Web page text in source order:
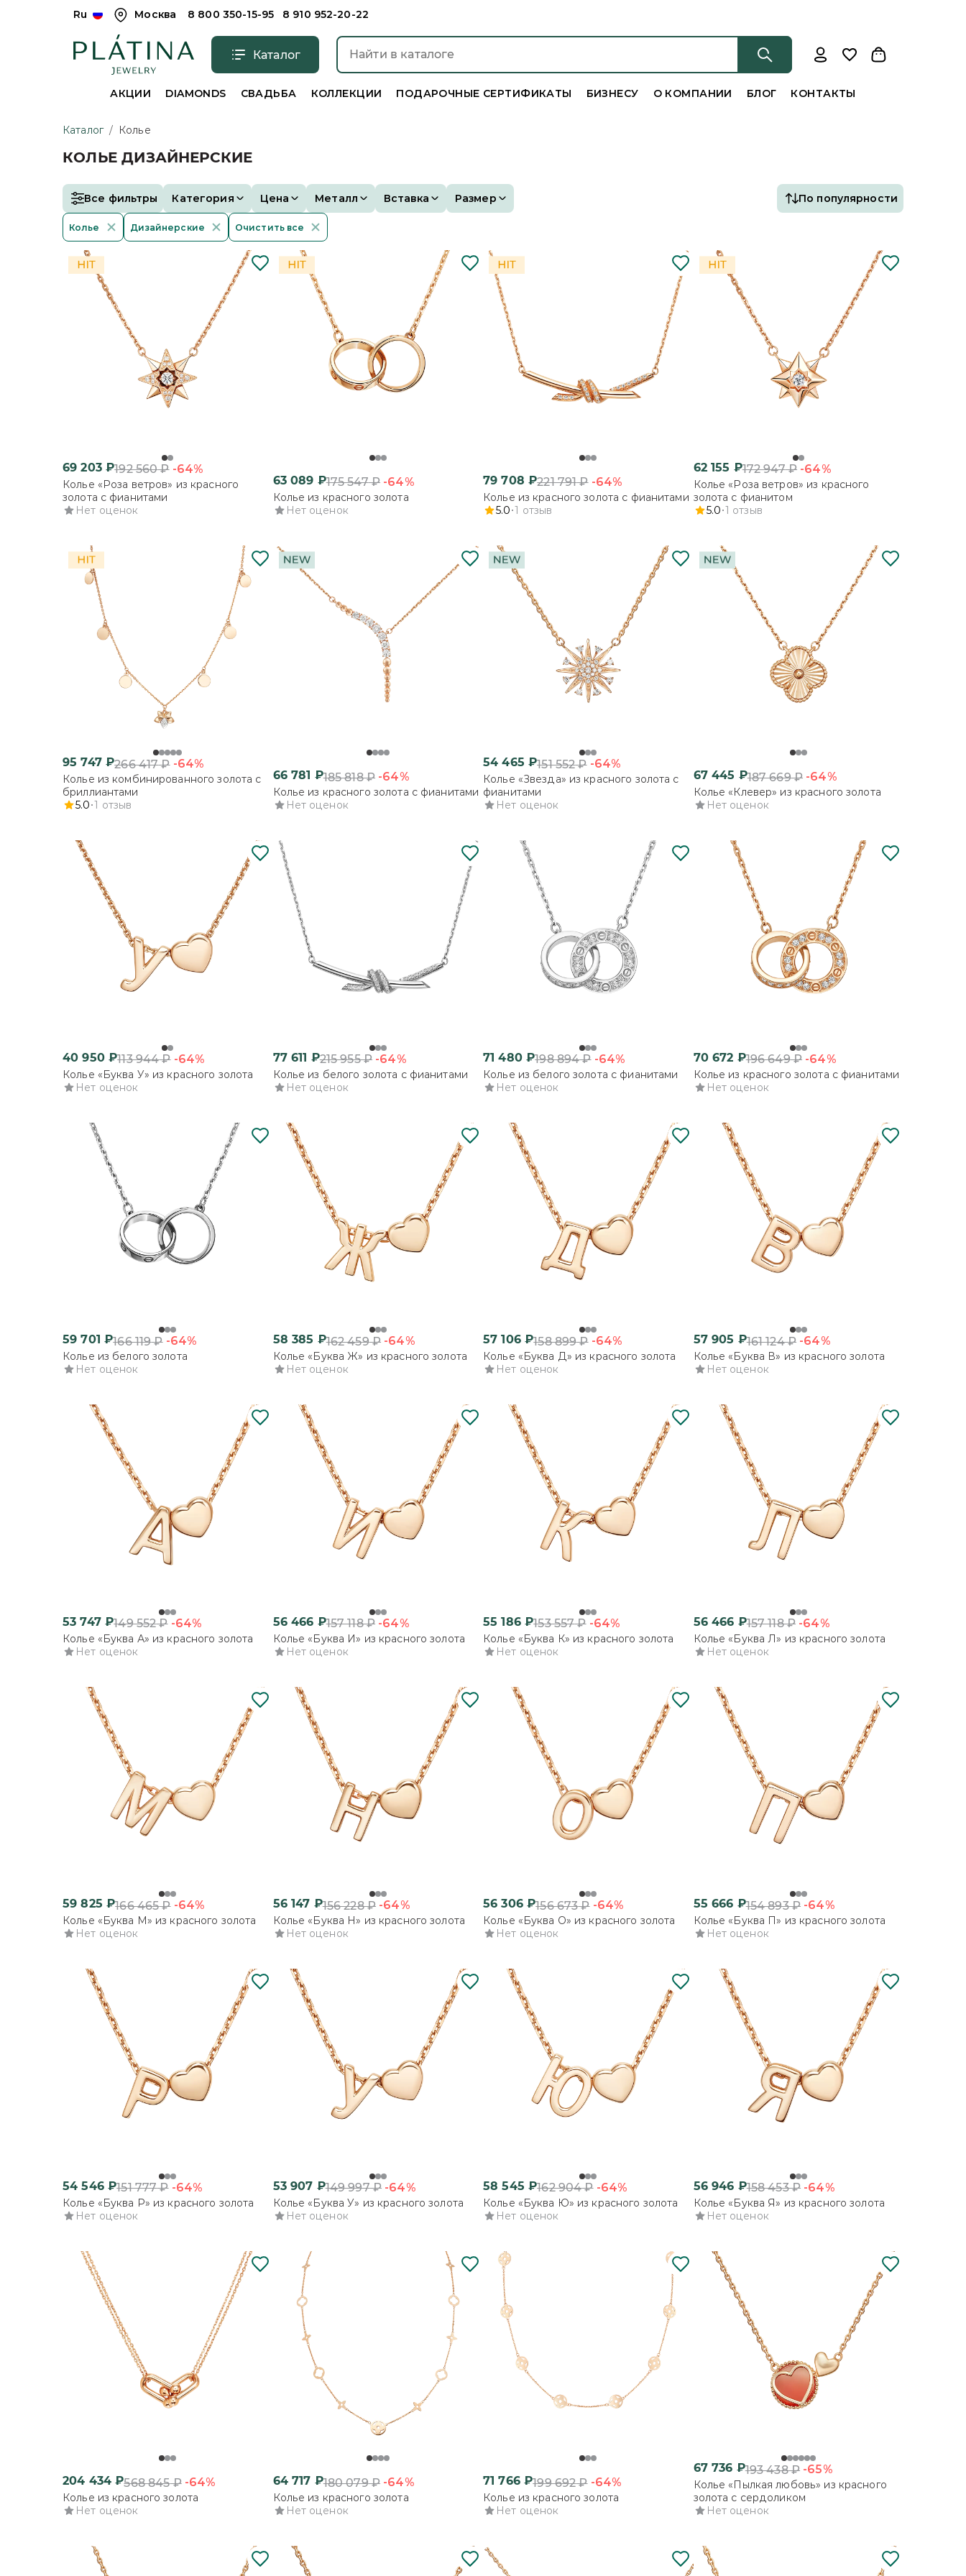
Ru Москва 8 800 350-15-95 8 910 952-20-22
Каталог
АКЦИИ DIAMONDS СВАДЬБА КОЛЛЕКЦИИ ПОДАРОЧНЫЕ СЕРТИФИКАТЫ БИЗНЕСУ О КОМПАНИИ БЛОГ КОНТАКТЫ
Каталог / Колье
КОЛЬЕ ДИЗАЙНЕРСКИЕ
Все фильтры Категория Цена Металл Вставка Размер По популярности
Колье Дизайнерские Очистить все
69 203₽192 560₽ -64%
Колье «Роза ветров» из красного
золота с фианитами
Нет оценок
63 089 ₽175 547₽ -64%
Колье из красного золота
Нет оценок
79 708 ₽221 791₽ -64%
Колье из красного золота с фианитами
5.0 1 отзыв
62 155 ₽172 947₽ -64%
Колье «Роза ветров» из красного
золота с фианитом
5.0 1 отзыв
95 747₽266 417₽ -64%
Колье из комбинированного золота с
бриллиантами
5.0 1 отзыв
66 781 ₽185 818₽ -64%
Колье из красного золота с фианитами
Нет оценок
54 465 ₽151 552₽ -64%
Колье «Звезда» из красного золота с
фианитами
Нет оценок
67 445 ₽187 669₽ -64%
Колье «Клевер» из красного золота
Нет оценок
40 950₽113 944₽ -64%
Колье «Буква У» из красного золота
Нет оценок
77 611 ₽215 955₽ -64%
Колье из белого золота с фианитами
Нет оценок
71 480₽198 894₽ -64%
Колье из белого золота с фианитами
Нет оценок
70 672 ₽196 649₽ -64%
Колье из красного золота с фианитами
Нет оценок
59 701 ₽166 119₽ -64%
Колье из белого золота
Нет оценок
58 385 ₽162 459₽ -64%
Колье «Буква Ж» из красного золота
Нет оценок
57 106₽158 899₽ -64%
Колье «Буква Д» из красного золота
Нет оценок
57 905 ₽161 124₽ -64%
Колье «Буква В» из красного золота
Нет оценок
53 747₽149 552₽ -64%
Колье «Буква А» из красного золота
Нет оценок
56 466 ₽157 118₽ -64%
Колье «Буква И» из красного золота
Нет оценок
55 186₽153 557₽ -64%
Колье «Буква К» из красного золота
Нет оценок
56 466 ₽157 118₽ -64%
Колье «Буква Л» из красного золота
Нет оценок
59 825 ₽166 465₽ -64%
Колье «Буква М» из красного золота
Нет оценок
56 147 ₽156 228₽ -64%
Колье «Буква Н» из красного золота
Нет оценок
56 306₽156 673₽ -64%
Колье «Буква О» из красного золота
Нет оценок
55 666 ₽154 893₽ -64%
Колье «Буква П» из красного золота
Нет оценок
54 546₽151 777₽ -64%
Колье «Буква Р» из красного золота
Нет оценок
53 907 ₽149 997₽ -64%
Колье «Буква У» из красного золота
Нет оценок
58 545 ₽162 904₽ -64%
Колье «Буква Ю» из красного золота
Нет оценок
56 946 ₽158 453₽ -64%
Колье «Буква Я» из красного золота
Нет оценок
204 434 ₽568 845₽ -64%
Колье из красного золота
Нет оценок
64 717 ₽180 079₽ -64%
Колье из красного золота
Нет оценок
71 766₽199 692₽ -64%
Колье из красного золота
Нет оценок
67 736 ₽193 438₽ -65%
Колье «Пылкая любовь» из красного
золота с сердоликом
Нет оценок